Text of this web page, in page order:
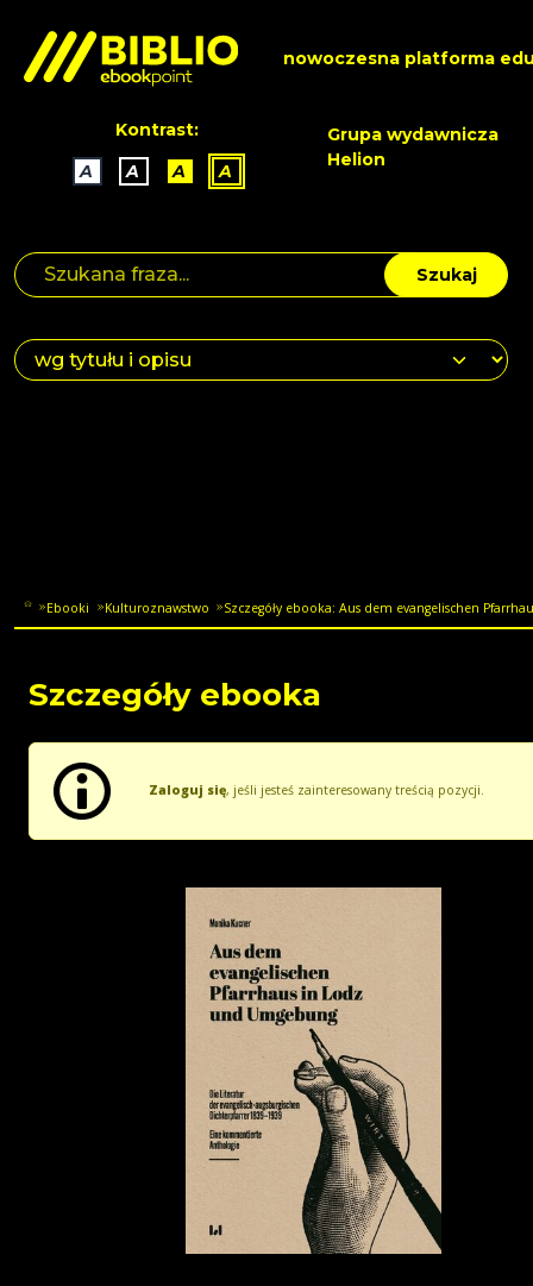
nowoczesna platforma
Kontrast:
A
A A A
Grupa wydawnicza
Helion
Szukaj
Ebooki Kulturoznawstwo Szczegóły ebooka: Aus dem evangelischen
Szczegóły ebooka
Zaloguj się, jeśli jesteś zainteresowany treścią pozycji.